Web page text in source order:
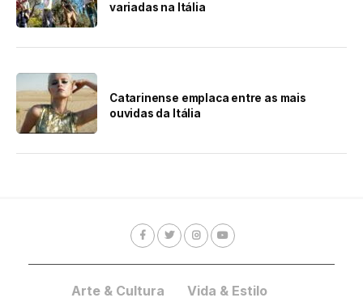
variadas na Itália
Catarinense emplaca entre as mais
ouvidas da Itália
Arte & Cultura
Vida & Estilo